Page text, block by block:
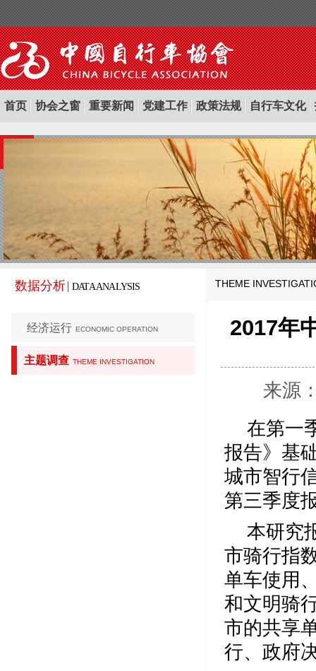
首页 协会之窗 重要新闻 党建工作 政策法规 自行车文化
数据分析 DATA ANALYSIS
经济运行 ECONOMIC OPERATION
主题调查 THEME INVESTIGATION
THEME
2017年
来源
在第一
报告》基
城市智行
第三季度
本研究
市骑行指
单车使用
和文明骑
市的共享
行、政府